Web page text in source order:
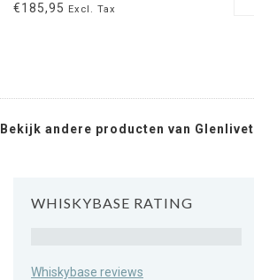
€185,95 Excl. Tax
Bekijk andere producten van Glenlivet
WHISKYBASE RATING
Whiskybase reviews